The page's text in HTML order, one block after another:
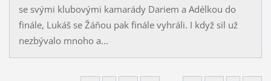
se svými klubovými kamarády Dariem a Adélkou do
finále, Lukáš se Žáňou pak finále vyhráli. I když sil už
nezbývalo mnoho a...